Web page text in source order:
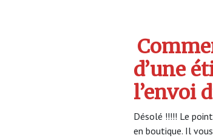
d’une
l’envoi
Désolé !!!!! Le point
en boutique. Il